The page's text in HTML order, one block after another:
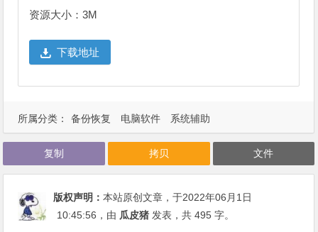
资源大小：3M
下载地址
所属分类： 备份恢复 电脑软件 系统辅助
复制 拷贝 文件
版权声明：本站原创文章，于2022年06月1日
10:45:56 ，由 瓜皮猪 发表，共 495 字。